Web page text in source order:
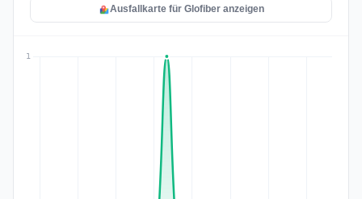
Ausfallkarte für Glofiber anzeigen